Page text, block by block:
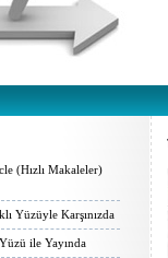
(Hızlı Makaleler)
Yüzüyle Karşınızda
ile Yayında